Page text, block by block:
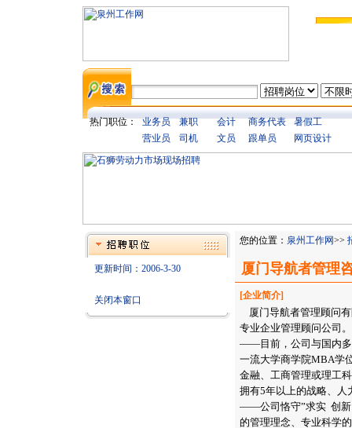
热门职位： 业务员 兼职 会计 商务代表
暑假工
营业员
司机 文员 跟单员 网页设计
更新时间：2006-3-30
关闭本窗口
您的位置： 泉州工作网>>
厦门导航者管理
[企业简介]
厦门导航者管理顾问
专业企业管理顾问公司。
——目前，公司与国内多
一流大学商学院MBA学
金融、工商管理或理工
拥有5年以上的战略、人
——公司恪守”求实 创新
的管理理念、专业科学